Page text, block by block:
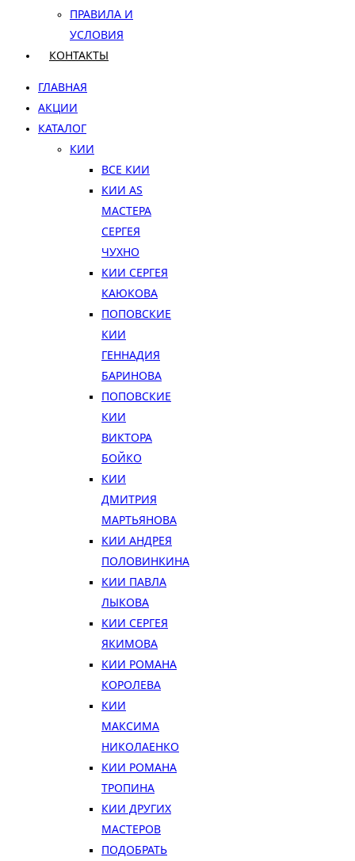
ПРАВИЛА И
УСЛОВИЯ
КОНТАКТЫ
ГЛАВНАЯ
АКЦИИ
КАТАЛОГ
КИИ
ВСЕ КИИ
КИИ AS
МАСТЕРА
СЕРГЕЯ
ЧУХНО
КИИ СЕРГЕЯ
КАЮКОВА
ПОПОВСКИЕ
КИИ
ГЕННАДИЯ
БАРИНОВА
ПОПОВСКИЕ
КИИ
ВИКТОРА
БОЙКО
КИИ
ДМИТРИЯ
МАРТЬЯНОВА
КИИ АНДРЕЯ
ПОЛОВИНКИНА
КИИ ПАВЛА
ЛЫКОВА
КИИ СЕРГЕЯ
ЯКИМОВА
КИИ РОМАНА
КОРОЛЕВА
КИИ
МАКСИМА
НИКОЛАЕНКО
КИИ РОМАНА
ТРОПИНА
КИИ ДРУГИХ
МАСТЕРОВ
ПОДОБРАТЬ